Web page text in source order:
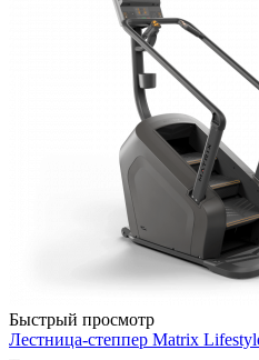
Быстрый просмотр
Лестница-степпер Matrix